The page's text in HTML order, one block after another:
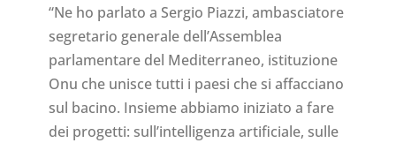
“Ne ho parlato a Sergio Piazzi, ambasciatore
segretario generale dell’Assemblea
parlamentare del Mediterraneo, istituzione
Onu che unisce tutti i paesi che si affacciano
sul bacino. Insieme abbiamo iniziato a fare
dei progetti: sull’intelligenza artificiale, sulle